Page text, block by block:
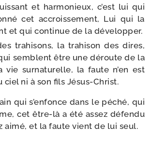
et har­mo­nieux, c’est lui qui
cet accrois­se­ment, Lui qui la
et qui conti­nue de la développer.
tra­hi­sons, la tra­hi­son des dires,
semblent être une déroute de la
vie sur­na­tu­relle, la faute n’en est
ciel ni à son fils Jésus-Christ.
qui s’enfonce dans le péché, qui
cet être-​là a été assez défen­du
aimé, et la faute vient de lui seul.